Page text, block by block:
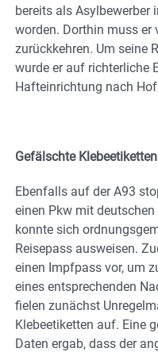
bereits als Asylbewerber
worden. Dorthin muss
zurückkehren. Um seine
wurde er auf richterliche
Hafteinrichtung nach
Gefälschte Klebeetiketten
Ebenfalls auf der A93
einen Pkw mit
konnte sich
Reisepass ausweisen.
einen Impfpass vor, um
eines entsprechenden
fielen zunächst
Klebeetiketten auf. Eine
Daten ergab, dass der